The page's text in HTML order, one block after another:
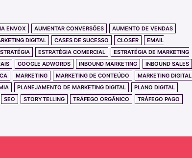
ENVOX AUMENTAR CONVERSÕES
AUMENTO DE VENDAS
DIGITAL CASES DE SUCESSO CLOSER
EMAIL
ESTRATÉGIA COMERCIAL
ESTRATÉGIA DE MARKETING
GOOGLE ADWORDS INBOUND MARKETING
INBOUND SALES
MARKETING MARKETING DE CONTEÚDO
MARKETING DIGITAL
PLANEJAMENTO DE MARKETING DIGITAL
PLANO DIGITAL
SEO STORYTELLING TRÁFEGO ORGÂNICO
TRÁFEGO PAGO